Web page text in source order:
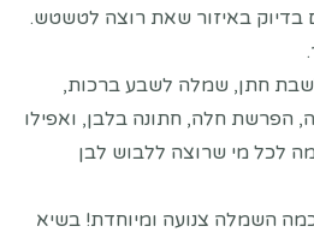
בדיוק באיזור שאת רוצה לטשטש.
חתן, שמלה לשבע ברכות,
הפרשת חלה, חתונה בלבן, ואפילו
לכל מי שרוצה ללבוש לבן
השמלה צנועה ומיוחדת! בשיא